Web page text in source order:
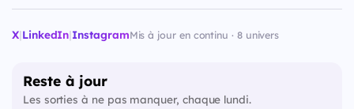
X|LinkedIn|InstagramMis à jour en continu · 8 univers
Reste à jour
Les sorties à ne pas manquer, chaque lundi.